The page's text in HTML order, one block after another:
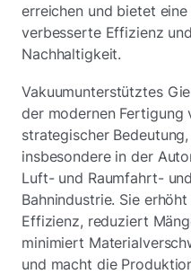
erreichen und bietet eine
verbesserte Effizienz und
Nachhaltigkeit.
Vakuumunterstütztes
der modernen Fertigung
strategischer Bedeutung,
insbesondere in der
Luft- und Raumfahrt- und
Bahnindustrie. Sie
Effizienz, reduziert
minimiert
und macht die